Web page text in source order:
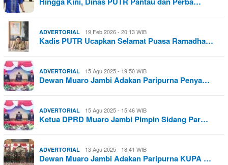
ADVERTORIAL 19 Feb 2026 - 20:13 WIB
Kadis PUTR Ucapkan Selamat Puasa Ramadha…
ADVERTORIAL 15 Agu 2025 - 19:50 WIB
Dewan Muaro Jambi Adakan Paripurna Penya…
ADVERTORIAL 15 Agu 2025 - 15:46 WIB
Ketua DPRD Muaro Jambi Pimpin Sidang Par…
ADVERTORIAL 13 Agu 2025 - 18:41 WIB
Dewan Muaro Jambi Adakan Paripurna KUPA …